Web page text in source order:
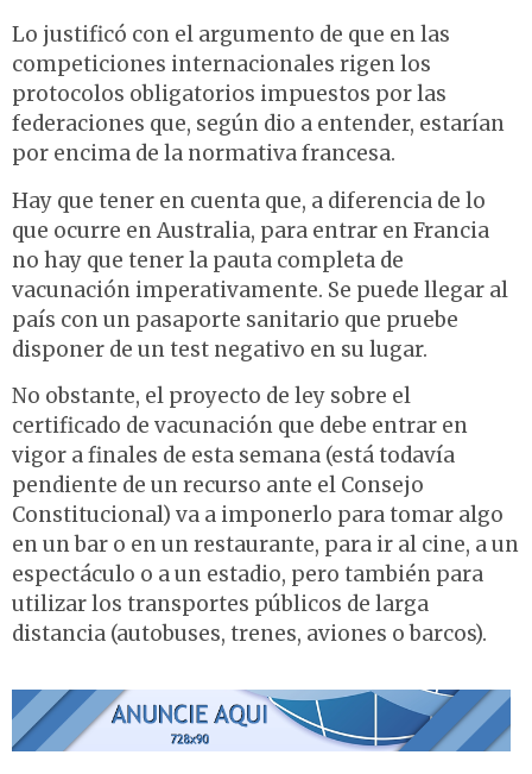
Lo justificó con el argumento de que en las
competiciones internacionales rigen los
protocolos obligatorios impuestos por las
federaciones que, según dio a entender, estarían
por encima de la normativa francesa.
Hay que tener en cuenta que, a diferencia de lo
que ocurre en Australia, para entrar en Francia
no hay que tener la pauta completa de
vacunación imperativamente. Se puede llegar al
país con un pasaporte sanitario que pruebe
disponer de un test negativo en su lugar.
No obstante, el proyecto de ley sobre el
certificado de vacunación que debe entrar en
vigor a finales de esta semana (está todavía
pendiente de un recurso ante el Consejo
Constitucional) va a imponerlo para tomar algo
en un bar o en un restaurante, para ir al cine, a un
espectáculo o a un estadio, pero también para
utilizar los transportes públicos de larga
distancia (autobuses, trenes, aviones o barcos).